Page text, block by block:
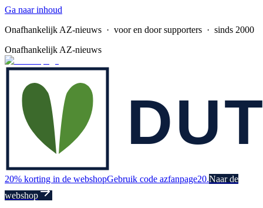
Ga naar inhoud
Onafhankelijk AZ-nieuws · voor en door supporters · sinds 2000
Onafhankelijk AZ-nieuws
20% korting in de webshopGebruik code azfanpage20.Naar de
webshop